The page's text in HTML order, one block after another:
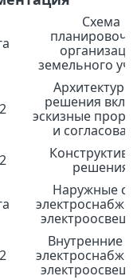
Схема
земельного
решения
эскизные
и
решения
Наружные
Внутренние